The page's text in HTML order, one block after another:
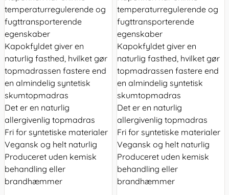
temperaturregulerende og
fugttransporterende
egenskaber
Kapokfyldet giver en
naturlig fasthed, hvilket gør
topmadrassen fastere end
en almindelig syntetisk
skumtopmadras
Det er en naturlig
allergivenlig topmadras
Fri for syntetiske materialer
Vegansk og helt naturlig
Produceret uden kemisk
behandling eller
brandhæmmer
temperaturregulerende og
fugttransporterende
egenskaber
Kapokfyldet giver en
naturlig fasthed, hvilket gør
topmadrassen fastere end
en almindelig syntetisk
skumtopmadras
Det er en naturlig
allergivenlig topmadras
Fri for syntetiske materialer
Vegansk og helt naturlig
Produceret uden kemisk
behandling eller
brandhæmmer